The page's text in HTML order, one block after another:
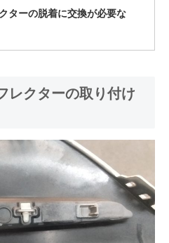
ターの脱着に交換が必要な
レクターの取り付け